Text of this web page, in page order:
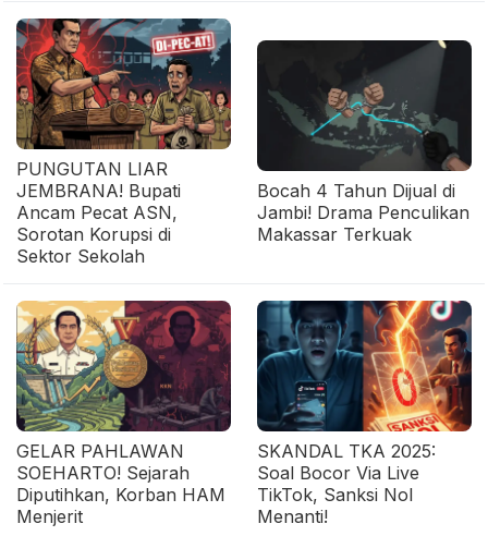
PUNGUTAN LIAR
JEMBRANA! Bupati
Ancam Pecat ASN,
Sorotan Korupsi di
Sektor Sekolah
Bocah 4 Tahun Dijual di
Jambi! Drama Penculikan
Makassar Terkuak
GELAR PAHLAWAN
SOEHARTO! Sejarah
Diputihkan, Korban HAM
Menjerit
SKANDAL TKA 2025:
Soal Bocor Via Live
TikTok, Sanksi Nol
Menanti!